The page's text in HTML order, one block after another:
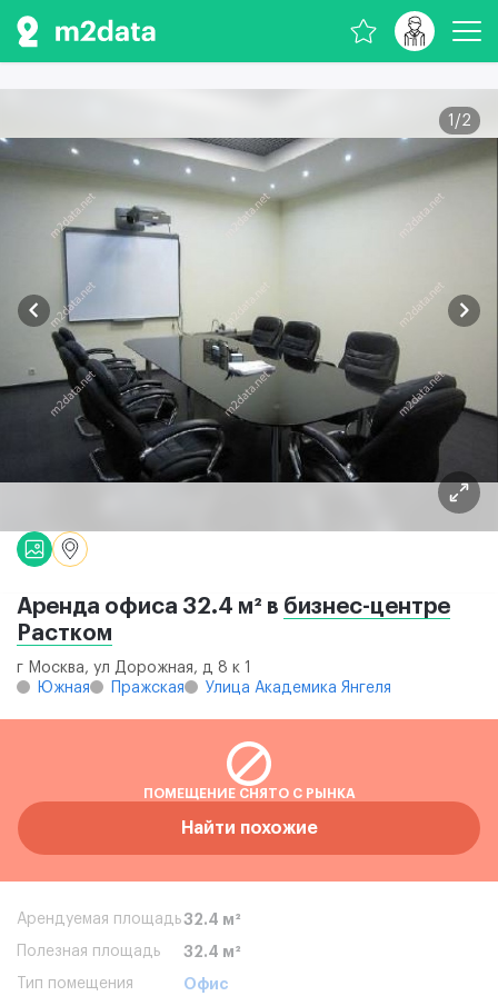
1 /2
Аренда офиса 32.4 м² в бизнес-центре
Растком
г Москва, ул Дорожная, д 8 к 1
Южная
Пражская Улица Академика Янгеля
ПОМЕЩЕНИЕ СНЯТО С РЫНКА
Найти похожие
Арендуемая площадь32.4 м²
Полезная площадь 32.4 м²
Тип помещения Офис